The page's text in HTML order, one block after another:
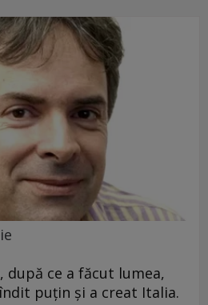
după ce a făcut lumea,
puțin și a creat Italia.